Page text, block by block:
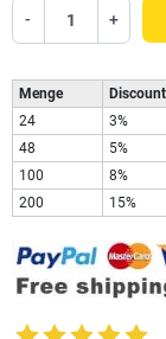
- +
Menge Discount
24
3%
48
5%
100
8%
200
15%